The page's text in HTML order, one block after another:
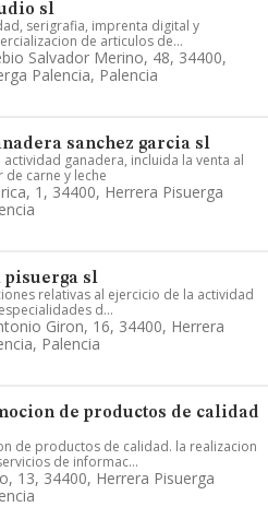
sl
serigrafia, imprenta digital y
de articulos de...
Salvador Merino, 48, 34400,
Palencia, Palencia
sanchez garcia sl
actividad ganadera, incluida la venta al
carne y leche
1, 34400, Herrera Pisuerga
sl
relativas al ejercicio de la actividad
d...
Giron, 16, 34400, Herrera
Palencia
de productos de calidad
de productos de calidad. la realizacion
de informac...
13, 34400, Herrera Pisuerga